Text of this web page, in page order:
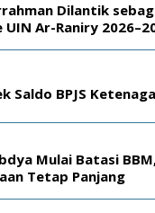
Dilantik
UIN Ar-Raniry
Saldo BPJS
Mulai Batasi
Tetap Panjang